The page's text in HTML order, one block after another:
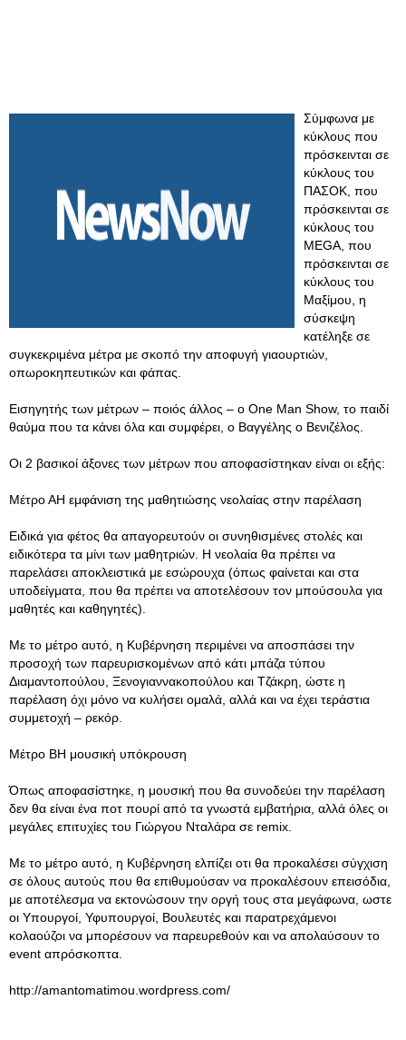
Σύμφωνα με
κύκλους που
πρόσκεινται σε
κύκλους του
ΠΑΣΟΚ, που
πρόσκεινται σε
κύκλους του
MEGA, που
πρόσκεινται σε
κύκλους του
Μαξίμου, η
σύσκεψη
κατέληξε σε
συγκεκριμένα μέτρα με σκοπό την αποφυγή γιαουρτιών,
οπωροκηπευτικών και φάπας.
Εισηγητής των μέτρων – ποιός άλλος – ο One Man Show, το παιδί
θαύμα που τα κάνει όλα και συμφέρει, ο Βαγγέλης ο Βενιζέλος.
Οι 2 βασικοί άξονες των μέτρων που αποφασίστηκαν είναι οι εξής:
Μέτρο ΑΗ εμφάνιση της μαθητιώσης νεολαίας στην παρέλαση
Ειδικά για φέτος θα απαγορευτούν οι συνηθισμένες στολές και
ειδικότερα τα μίνι των μαθητριών. Η νεολαία θα πρέπει να
παρελάσει αποκλειστικά με εσώρουχα (όπως φαίνεται και στα
υποδείγματα, που θα πρέπει να αποτελέσουν τον μπούσουλα για
μαθητές και καθηγητές).
Με το μέτρο αυτό, η Κυβέρνηση περιμένει να αποσπάσει την
προσοχή των παρευρισκομένων από κάτι μπάζα τύπου
Διαμαντοπούλου, Ξενογιαννακοπούλου και Τζάκρη, ώστε η
παρέλαση όχι μόνο να κυλήσει ομαλά, αλλά και να έχει τεράστια
συμμετοχή – ρεκόρ.
Μέτρο ΒΗ μουσική υπόκρουση
Όπως αποφασίστηκε, η μουσική που θα συνοδεύει την παρέλαση
δεν θα είναι ένα ποτ πουρί από τα γνωστά εμβατήρια, αλλά όλες οι
μεγάλες επιτυχίες του Γιώργου Νταλάρα σε remix.
Με το μέτρο αυτό, η Κυβέρνηση ελπίζει οτι θα προκαλέσει σύγχιση
σε όλους αυτούς που θα επιθυμούσαν να προκαλέσουν επεισόδια,
με αποτέλεσμα να εκτονώσουν την οργή τους στα μεγάφωνα, ωστε
οι Υπουργοί, Υφυπουργοί, Βουλευτές και παρατρεχάμενοι
κολαούζοι να μπορέσουν να παρευρεθούν και να απολαύσουν το
event απρόσκοπτα.
http://amantomatimou.wordpress.com/